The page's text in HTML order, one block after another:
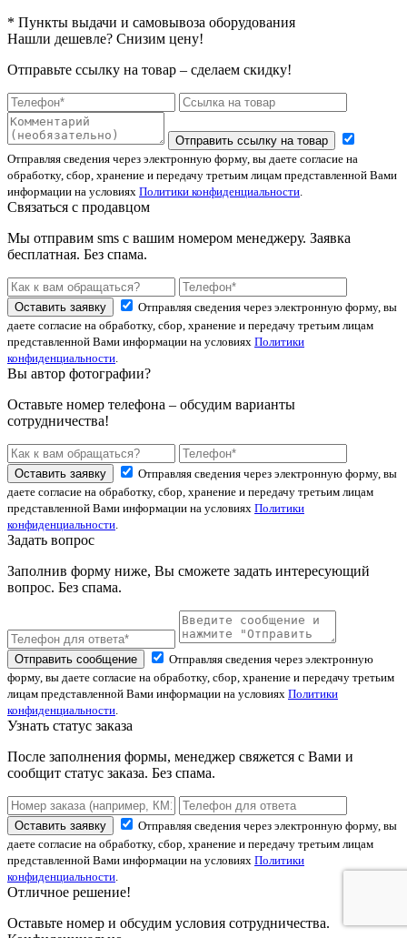
* Пункты выдачи и самовывоза оборудования
Нашли дешевле? Снизим цену!
Отправьте ссылку на товар – сделаем скидку!
Отправить ссылку на товар
Отправляя сведения через электронную форму, вы даете согласие на
обработку, сбор, хранение и передачу третьим лицам представленной Вами
информации на условиях Политики конфиденциальности
Связаться с продавцом
Мы отправим sms с вашим номером менеджеру. Заявка
бесплатная. Без спама.
Оставить заявку
Отправляя сведения через электронную форму, вы
даете согласие на обработку, сбор, хранение и передачу третьим лицам
представленной Вами информации на условиях Политики
конфиденциальности
Вы автор фотографии?
Оставьте номер телефона – обсудим варианты
сотрудничества!
Оставить заявку
Отправляя сведения через электронную форму, вы
даете согласие на обработку, сбор, хранение и передачу третьим лицам
представленной Вами информации на условиях Политики
конфиденциальности
Задать вопрос
Заполнив форму ниже, Вы сможете задать интересующий
вопрос. Без спама.
Отправить сообщение
Отправляя сведения через электронную
форму, вы даете согласие на обработку, сбор, хранение и передачу третьим
лицам представленной Вами информации на условиях Политики
конфиденциальности
Узнать статус заказа
После заполнения формы, менеджер свяжется с Вами и
сообщит статус заказа. Без спама.
Оставить заявку
Отправляя сведения через электронную форму, вы
даете согласие на обработку, сбор, хранение и передачу третьим лицам
представленной Вами информации на условиях Политики
конфиденциальности
Отличное решение!
Оставьте номер и обсудим условия сотрудничества.